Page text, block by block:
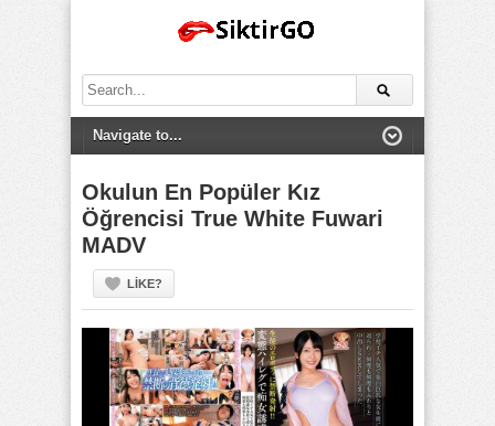
Search
for:
Okulun En Popüler Kız
Öğrencisi True White Fuwari
MADV
LIKE?